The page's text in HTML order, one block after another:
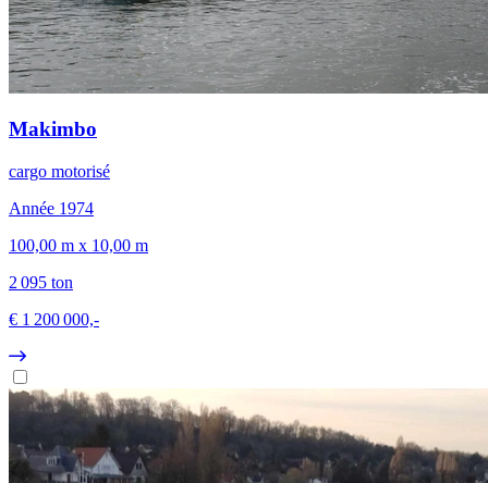
Makimbo
cargo motorisé
Année 1974
100,00 m x 10,00 m
2 095 ton
€ 1 200 000,-